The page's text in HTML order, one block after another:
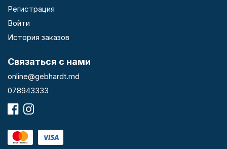
Регистрация
Войти
История заказов
Связаться с нами
online@gebhardt.md
078943333